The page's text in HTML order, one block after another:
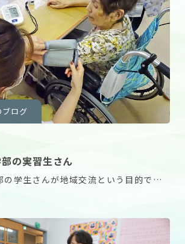
ブログ
の実習生さん
の学生さんが地域交流という目的で実